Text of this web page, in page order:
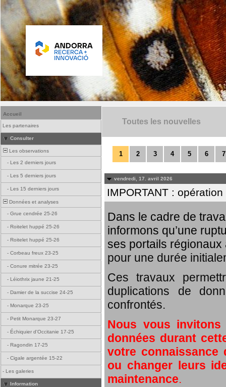
Accueil
Les partenaires
Consulter
Les observations
- Les 2 derniers jours
- Les 5 derniers jours
- Les 15 derniers jours
Données et analyses
- Grue cendrée 25-26
- Roitelet huppé 25-26
- Roitelet huppé 25-26
- Corbeau freux 23-25
- Conure mitrée 23-25
- Léiothrix jaune 21-25
- Damier de la succise 24-25
- Monarque 23-25
- Petit Monarque 23-27
- Échiquier d'Occitanie 17-25
- Ragondin 17-25
- Cigale argentée 15-22
- Les galeries
Information
Toutes les nouvelles
1 2 3 4 5 6 7
vendredi, 17. avril 2026
IMPORTANT :
Dans le cadre de
informons qu’une
ses portails régionaux
pour une durée
Ces travaux
duplications de
confrontés.
Nous vous
données durant
votre connaissance
ou changer leurs
maintenance.